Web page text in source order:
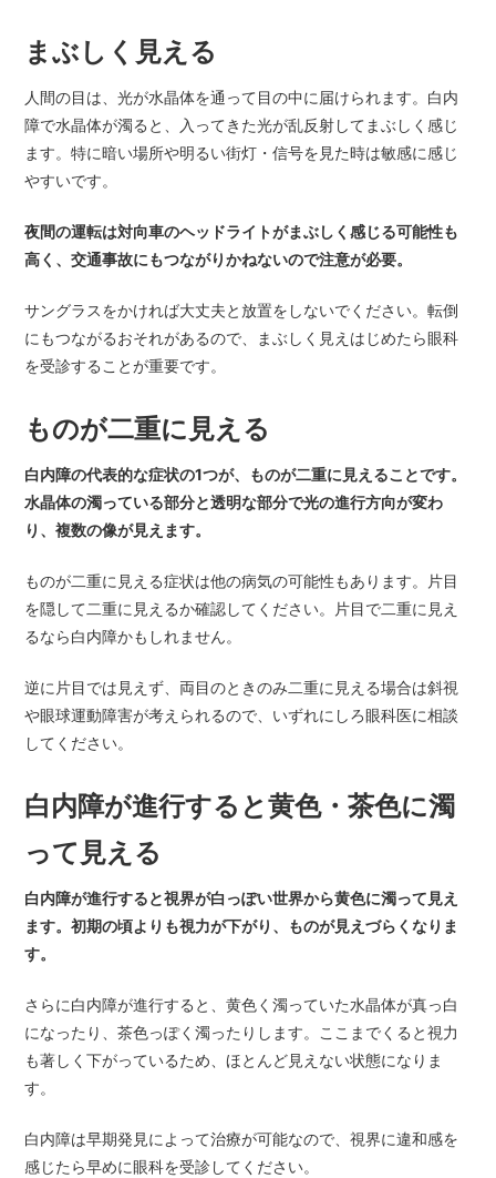
まぶしく見える
人間の目は、光が水晶体を通って目の中に届けられます。白内
障で水晶体が濁ると、入ってきた光が乱反射してまぶしく感じ
ます。特に暗い場所や明るい街灯・信号を見た時は敏感に感じ
やすいです。
夜間の運転は対向車のヘッドライトがまぶしく感じる可能性も
高く、交通事故にもつながりかねないので注意が必要。
サングラスをかければ大丈夫と放置をしないでください。転倒
にもつながるおそれがあるので、まぶしく見えはじめたら眼科
を受診することが重要です。
ものが二重に見える
白内障の代表的な症状の1つが、ものが二重に見えることです。
水晶体の濁っている部分と透明な部分で光の進行方向が変わ
り、複数の像が見えます。
ものが二重に見える症状は他の病気の可能性もあります。片目
を隠して二重に見えるか確認してください。片目で二重に見え
るなら白内障かもしれません。
逆に片目では見えず、両目のときのみ二重に見える場合は斜視
や眼球運動障害が考えられるので、いずれにしろ眼科医に相談
してください。
白内障が進行すると黄色・茶色に濁
って見える
白内障が進行すると視界が白っぽい世界から黄色に濁って見え
ます。初期の頃よりも視力が下がり、ものが見えづらくなりま
す。
さらに白内障が進行すると、黄色く濁っていた水晶体が真っ白
になったり、茶色っぽく濁ったりします。ここまでくると視力
も著しく下がっているため、ほとんど見えない状態になりま
す。
白内障は早期発見によって治療が可能なので、視界に違和感を
感じたら早めに眼科を受診してください。